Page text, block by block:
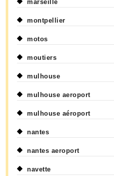
marseille
montpellier
motos
moutiers
mulhouse
mulhouse aeroport
mulhouse aéroport
nantes
nantes aeroport
navette